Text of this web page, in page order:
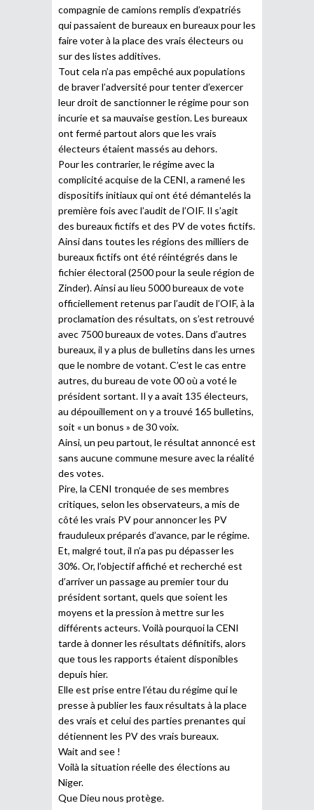
compagnie de camions remplis d’expatriés
qui passaient de bureaux en bureaux pour les
faire voter à la place des vrais électeurs ou
sur des listes additives.
Tout cela n’a pas empêché aux populations
de braver l’adversité pour tenter d’exercer
leur droit de sanctionner le régime pour son
incurie et sa mauvaise gestion. Les bureaux
ont fermé partout alors que les vrais
électeurs étaient massés au dehors.
Pour les contrarier, le régime avec la
complicité acquise de la CENI, a ramené les
dispositifs initiaux qui ont été démantelés la
première fois avec l’audit de l’OIF. Il s’agit
des bureaux fictifs et des PV de votes fictifs.
Ainsi dans toutes les régions des milliers de
bureaux fictifs ont été réintégrés dans le
fichier électoral (2500 pour la seule région de
Zinder). Ainsi au lieu 5000 bureaux de vote
officiellement retenus par l’audit de l’OIF, à la
proclamation des résultats, on s’est retrouvé
avec 7500 bureaux de votes. Dans d’autres
bureaux, il y a plus de bulletins dans les urnes
que le nombre de votant. C’est le cas entre
autres, du bureau de vote 00 où a voté le
président sortant. Il y a avait 135 électeurs,
au dépouillement on y a trouvé 165 bulletins,
soit « un bonus » de 30 voix.
Ainsi, un peu partout, le résultat annoncé est
sans aucune commune mesure avec la réalité
des votes.
Pire, la CENI tronquée de ses membres
critiques, selon les observateurs, a mis de
côté les vrais PV pour annoncer les PV
frauduleux préparés d’avance, par le régime.
Et, malgré tout, il n’a pas pu dépasser les
30%. Or, l’objectif affiché et recherché est
d’arriver un passage au premier tour du
président sortant, quels que soient les
moyens et la pression à mettre sur les
différents acteurs. Voilà pourquoi la CENI
tarde à donner les résultats définitifs, alors
que tous les rapports étaient disponibles
depuis hier.
Elle est prise entre l’étau du régime qui le
presse à publier les faux résultats à la place
des vrais et celui des parties prenantes qui
détiennent les PV des vrais bureaux.
Wait and see !
Voilà la situation réelle des élections au
Niger.
Que Dieu nous protège.